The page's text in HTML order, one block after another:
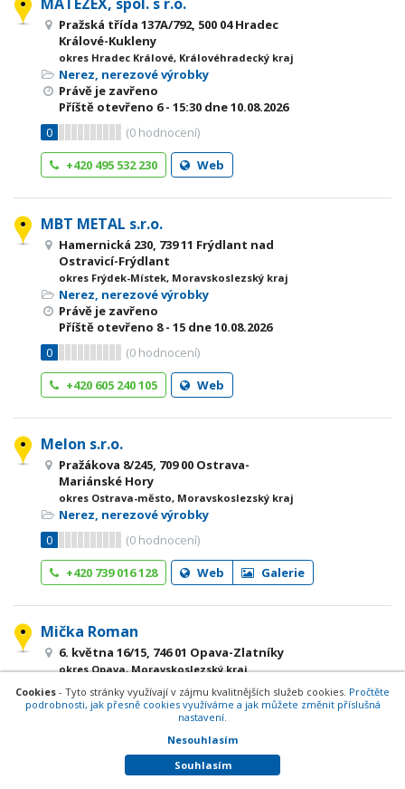
Pražská třída 137A/792, 500 04 Hradec
Králové-Kukleny
okres Hradec Králové, Královéhradecký kraj
Nerez, nerezové výrobky
Právě je zavřeno
Příště otevřeno 6 - 15:30 dne 10.08.2026
0
(0 hodnocení)
+420 495 532 230
Web
MBT METAL s.r.o.
Hamernická 230, 739 11 Frýdlant nad
Ostravicí-Frýdlant
okres Frýdek-Místek, Moravskoslezský kraj
Nerez, nerezové výrobky
Právě je zavřeno
Příště otevřeno 8 - 15 dne 10.08.2026
0
(0 hodnocení)
+420 605 240 105
Web
Melon s.r.o.
Pražákova 8/245, 709 00 Ostrava-
Mariánské Hory
okres Ostrava-město, Moravskoslezský kraj
Nerez, nerezové výrobky
0
(0 hodnocení)
+420 739 016 128
Web Galerie
Mička Roman
6. května 16/15, 746 01 Opava-Zlatníky
okres Opava, Moravskoslezský kraj
Nerez, nerezové výrobky
Právě je zavřeno
7 - 16dne 10.08.2026
hodnocení)
Umělecké řemeslné zpracování kovů
Cookies - Tyto stránky využívají v zájmu kvalitnějších služeb cookies. Pročtěte
podrobnosti, jak přesně cookies využíváme a jak můžete změnit příslušná
nastavení.
Nesouhlasím
Souhlasím